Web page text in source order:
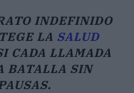
INDEFINIDO
LA SALUD
CADA LLAMADA
BATALLA SIN